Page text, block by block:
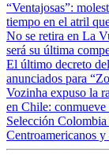
“Ventajosas”:
tiempo en el atril
No se retira en La
será su última
El último decreto
anunciados para
Vozinha expuso la
en Chile: conmueve
Selección
Centroamericanos